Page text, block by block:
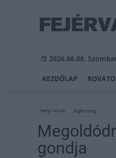
2026.08.08,
KEZDŐLAP
Helyi hírek jégkorong
gondja